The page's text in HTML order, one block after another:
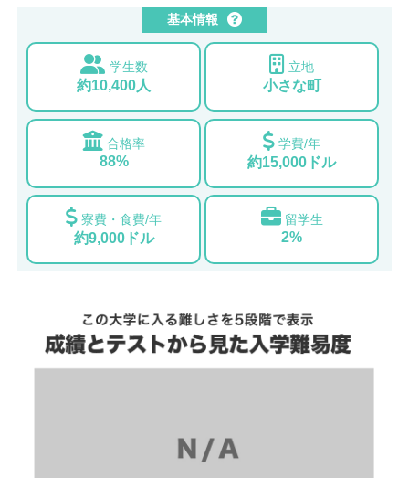
基本情報
学生数
約10,400人
立地
小さな町
合格率
88%
学費/年
約15,000ドル
寮費・食費/年
約9,000ドル
留学生
2%